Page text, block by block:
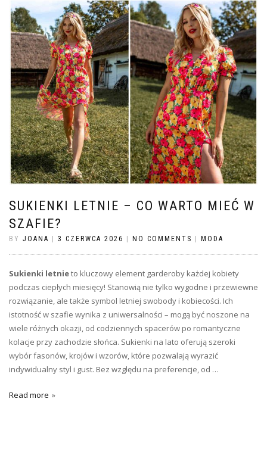
SUKIENKI LETNIE – CO WARTO MIEĆ W
SZAFIE?
BY JOANA 3 CZERWCA 2026 NO COMMENTS MODA
Sukienki letnieto kluczowy element garderoby każdej kobiety
podczas ciepłych miesięcy! Stanowią nie tylko wygodne i przewiewne
rozwiązanie, ale także symbol letniej swobody i kobiecości. Ich
istotność w szafie wynika z uniwersalności – mogą być noszone na
wiele różnych okazji, od codziennych spacerów po romantyczne
kolacje przy zachodzie słońca. Sukienki na lato oferują szeroki
wybór fasonów, krojów i wzorów, które pozwalają wyrazić
indywidualny styl i gust. Bez względu na preferencje, od …
Read more